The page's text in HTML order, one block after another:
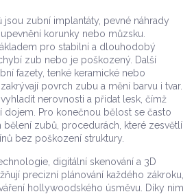
jsou zubní implantáty pevné náhrady
korunky nebo můzsku
pro stabilní a dlouhodobý
zub nebo je poškozený. Další
fazety tenké keramické nebo
povrch zubu a mění barvu i tvar.
nerovnosti a přidat lesk, čímž
dojem. Pro konečnou bělost se často
bělení zubů procedurách, které zesvětlí
bez poškození struktury.
digitální skenování a 3D
precizní plánování každého zákroku
hollywoodského úsměvu. Díky nim